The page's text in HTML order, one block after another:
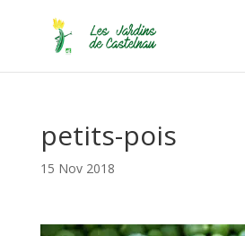
petits-pois
15 Nov 2018
Jardins de Castelnau -
Anthony Lasserre
Gratuit - In Google Play